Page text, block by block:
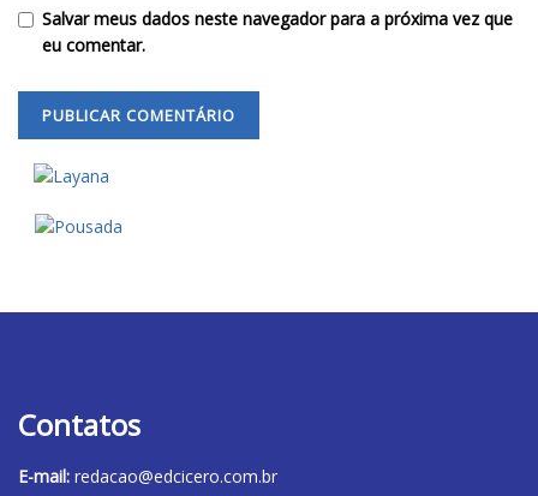
Salvar meus dados neste navegador para a próxima vez que
eu comentar.
Contatos
E-mail: redacao@edcicero.com.br